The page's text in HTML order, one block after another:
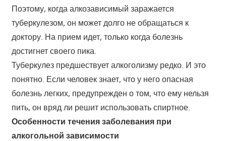
Поэтому, когда алкозависимый заражается
туберкулезом, он может долго не обращаться к
доктору. На прием идет, только когда болезнь
достигнет своего пика.
Туберкулез предшествует алкоголизму редко. И это
понятно. Если человек знает, что у него опасная
болезнь легких, предупрежден о том, что ему нельзя
пить, он вряд ли решит использовать спиртное.
Особенности течения заболевания при
алкогольной зависимости